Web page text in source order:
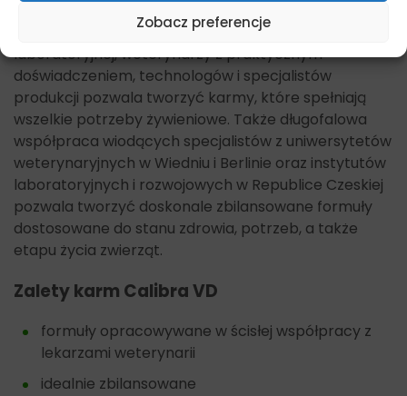
Zobacz preferencje
żywienia i zdrowia zwierząt, diagnostyki
laboratoryjnej, weterynarzy z praktycznym
doświadczeniem, technologów i specjalistów
produkcji pozwala tworzyć karmy, które spełniają
wszelkie potrzeby żywieniowe. Także długofalowa
współpraca wiodących specjalistów z uniwersytetów
weterynaryjnych w Wiedniu i Berlinie oraz instytutów
laboratoryjnych i rozwojowych w Republice Czeskiej
pozwala tworzyć doskonale zbilansowane formuły
dostosowane do stanu zdrowia, potrzeb, a także
etapu życia zwierząt.
Zalety karm Calibra VD
formuły opracowywane w ścisłej współpracy z
lekarzami weterynarii
idealnie zbilansowane